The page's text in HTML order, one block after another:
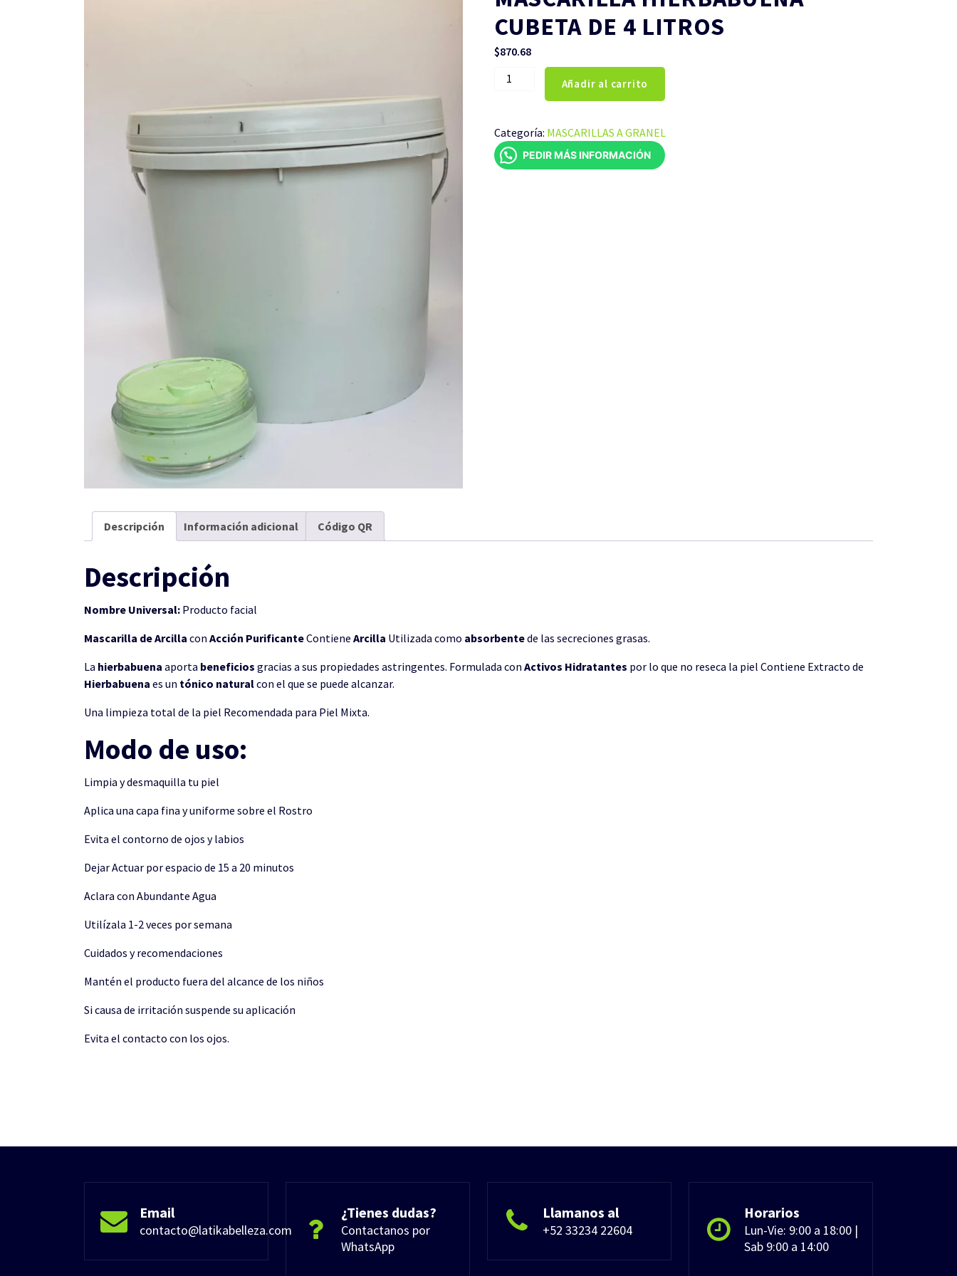
CUBETA DE 4 LITROS
$870.68
MASCARILLA
HIERBABUENA
DE
4
LITROS
Añadir al carrito
Categoría: MASCARILLAS A GRANEL
PEDIR MÁS INFORMACIÓN
Descripción Información adicional Código QR
Descripción
Nombre Universal: Producto facial
Mascarilla de Arcilla con Acción PurificanteContiene Arcilla Utilizada como absorbentede las secreciones grasas.
La hierbabuena aporta beneficios gracias a sus propiedades astringentes. Formulada con Activos Hidratantes por lo que no reseca la piel Contiene Extracto de
Hierbabuena es un tónico naturalcon el que se puede alcanzar.
Una limpieza total de la piel Recomendada para Piel Mixta.
Modo de uso:
Limpia y desmaquilla tu piel
Aplica una capa fina y uniforme sobre el Rostro
Evita el contorno de ojos y labios
Dejar Actuar por espacio de 15 a 20 minutos
Aclara con Abundante Agua
Utilízala 1-2 veces por semana
Cuidados y recomendaciones
Mantén el producto fuera del alcance de los niños
Si causa de irritación suspende su aplicación
Evita el contacto con los ojos.
Email
contacto@latikabelleza.com
¿Tienes dudas?
Contactanos por
WhatsApp
Llamanos al
+52 33234 22604
Horarios
Lun-Vie: 9:00 a 18:00 |
Sab 9:00 a 14:00